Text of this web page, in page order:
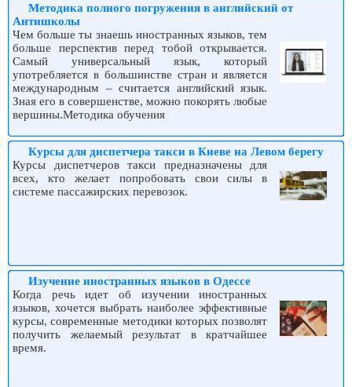
Методика полного погружения в английский от
Антишколы
Чем больше ты знаешь иностранных языков, тем
больше перспектив перед тобой открывается.
Самый универсальный язык, который
употребляется в большинстве стран и является
международным – считается английский язык.
Зная его в совершенстве, можно покорять любые
вершины.Методика обучения
Курсы для диспетчера такси в Киеве на Левом берегу
Курсы диспетчеров такси предназначены для
всех, кто желает попробовать свои силы в
системе пассажирских перевозок.
Изучение иностранных языков в Одессе
Когда речь идет об изучении иностранных
языков, хочется выбрать наиболее эффективные
курсы, современные методики которых позволят
получить желаемый результат в кратчайшее
время.